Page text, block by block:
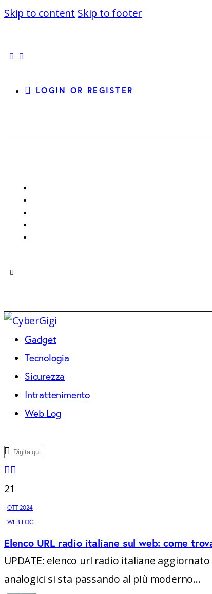
Skip to content Skip to footer
instagramm
threadstwitter-
LOGIN OR REGISTER
Gadget
Tecnologia
Sicurezza
Intrattenimento
Web Log
instagramm
threads
twitter-
x
21
OTT 2024
WEB LOG
Elenco URL radio italiane sul web: come
UPDATE: elenco url radio italiane
analogici si sta passando al più moderno…